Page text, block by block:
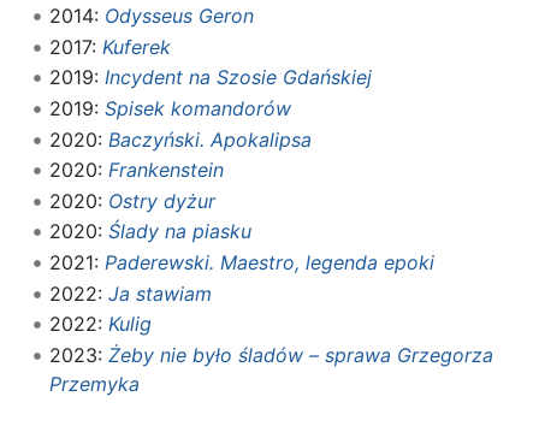
2014: Odysseus Geron
2017: Kuferek
2019: Incydent na Szosie Gdańskiej
2019: Spisek komandorów
2020: Baczyński. Apokalipsa
2020: Frankenstein
2020: Ostry dyżur
2020: Ślady na piasku
2021: Paderewski. Maestro, legenda epoki
2022: Ja stawiam
2022: Kulig
2023: Żeby nie było śladów – sprawa Grzegorza
Przemyka